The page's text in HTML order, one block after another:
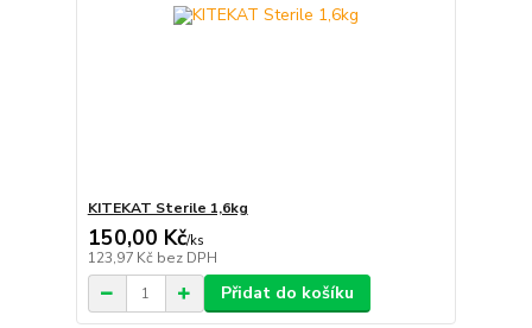
KITEKAT Sterile 1,6kg
150,00 Kč/ks
123,97 Kč bez DPH
Přidat do košíku